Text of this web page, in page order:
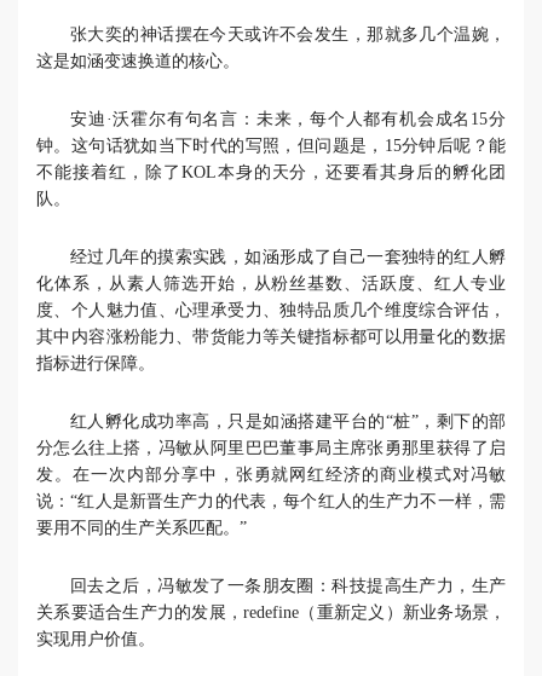
张大奕的神话摆在今天或许不会发生，那就多几个温婉，
这是如涵变速换道的核心。
安迪·沃霍尔有句名言：未来，每个人都有机会成名15分
钟。这句话犹如当下时代的写照，但问题是，15分钟后呢？能
不能接着红，除了KOL本身的天分，还要看其身后的孵化团
队。
经过几年的摸索实践，如涵形成了自己一套独特的红人孵
化体系，从素人筛选开始，从粉丝基数、活跃度、红人专业
度、个人魅力值、心理承受力、独特品质几个维度综合评估，
其中内容涨粉能力、带货能力等关键指标都可以用量化的数据
指标进行保障。
红人孵化成功率高，只是如涵搭建平台的“桩”，剩下的部
分怎么往上搭，冯敏从阿里巴巴董事局主席张勇那里获得了启
发。在一次内部分享中，张勇就网红经济的商业模式对冯敏
说：“红人是新晋生产力的代表，每个红人的生产力不一样，需
要用不同的生产关系匹配。”
回去之后，冯敏发了一条朋友圈：科技提高生产力，生产
关系要适合生产力的发展，redefine（重新定义）新业务场景，
实现用户价值。